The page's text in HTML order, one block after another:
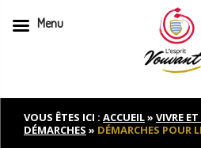
to
contentVOUS ÊTES ICI : ACCUEIL» VIVRE
DÉMARCHES » DÉMARCHES POUR
Menu